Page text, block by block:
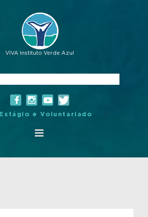
VIVA Instituto Verde Azul
Estágio e Voluntariado